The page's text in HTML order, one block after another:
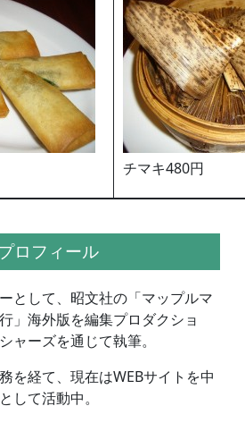
チマキ480円
ロフィール
として、昭文社の「マップルマ
」海外版を編集プロダクショ
ャーズを通じて執筆。
を経て、現在はWEBサイトを中
して活動中。